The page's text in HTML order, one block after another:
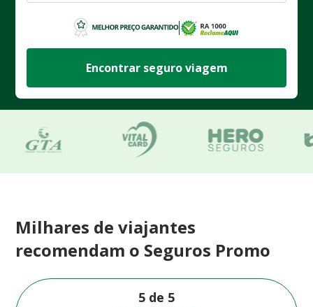
Encontrar seguro viagem
Milhares de viajantes
recomendam o Seguros Promo
5 de 5